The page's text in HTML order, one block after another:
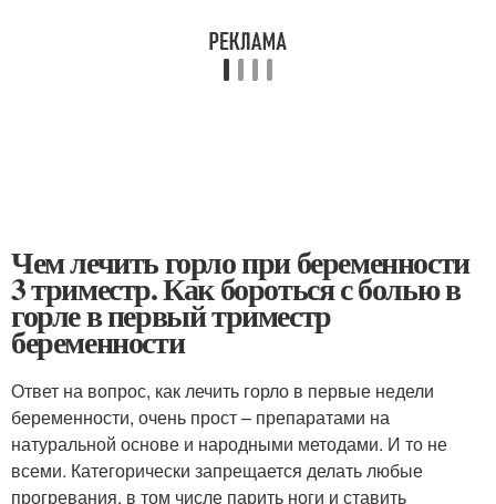
Чем лечить горло при беременности
3 триместр. Как бороться с болью в
горле в первый триместр
беременности
Ответ на вопрос, как лечить горло в первые недели
беременности, очень прост – препаратами на
натуральной основе и народными методами. И то не
всеми. Категорически запрещается делать любые
прогревания, в том числе парить ноги и ставить